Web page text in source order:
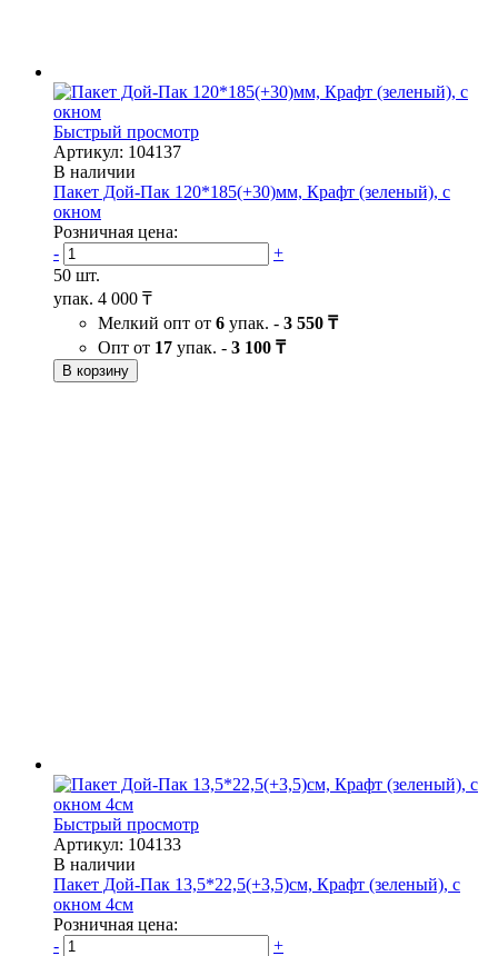
Быстрый просмотр
Артикул: 104137
В наличии
Пакет Дой-Пак 120*185(+30)мм, Крафт (зеленый), с
окном
Розничная цена:
-
+
50 шт.
упак. 4 000 ₸
Мелкий опт от 6 упак. - 3 550 ₸
Опт от 17 упак. - 3 100 ₸
В корзину
Быстрый просмотр
Артикул: 104133
В наличии
Пакет Дой-Пак 13,5*22,5(+3,5)см, Крафт (зеленый), с
окном 4см
Розничная цена:
-
+